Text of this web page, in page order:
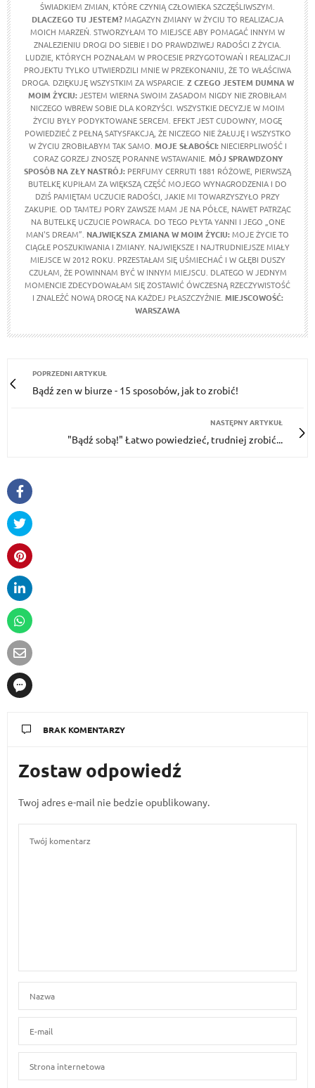
ŚWIADKIEM ZMIAN, KTÓRE CZYNIĄ CZŁOWIEKA SZCZĘŚLIWSZYM.
DLACZEGO TU JESTEM?MAGAZYN ZMIANY W ŻYCIU TO REALIZACJA
MOICH MARZEŃ. STWORZYŁAM TO MIEJSCE ABY POMAGAĆ INNYM W
ZNALEZIENIU DROGI DO SIEBIE I DO PRAWDZIWEJ RADOŚCI Z ŻYCIA.
LUDZIE, KTÓRYCH POZNAŁAM W PROCESIE PRZYGOTOWAŃ I REALIZACJI
PROJEKTU TYLKO UTWIERDZILI MNIE W PRZEKONANIU, ŻE TO WŁAŚCIWA
DROGA. DZIĘKUJĘ WSZYSTKIM ZA WSPARCIE. Z CZEGO JESTEM DUMNA W
MOIM ŻYCIU:JESTEM WIERNA SWOIM ZASADOM NIGDY NIE ZROBIŁAM
NICZEGO WBREW SOBIE DLA KORZYŚCI. WSZYSTKIE DECYZJE W MOIM
ŻYCIU BYŁY PODYKTOWANE SERCEM. EFEKT JEST CUDOWNY, MOGĘ
POWIEDZIEĆ Z PEŁNĄ SATYSFAKCJĄ, ŻE NICZEGO NIE ŻAŁUJĘ I WSZYSTKO
W ŻYCIU ZROBIŁABYM TAK SAMO. MOJE SŁABOŚCI:NIECIERPLIWOŚĆ I
CORAZ GORZEJ ZNOSZĘ PORANNE WSTAWANIE. MÓJ SPRAWDZONY
SPOSÓB NA ZŁY NASTRÓJ: PERFUMY CERRUTI 1881 RÓŻOWE, PIERWSZĄ
BUTELKĘ KUPIŁAM ZA WIĘKSZĄ CZĘŚĆ MOJEGO WYNAGRODZENIA I DO
DZIŚ PAMIĘTAM UCZUCIE RADOŚCI, JAKIE MI TOWARZYSZYŁO PRZY
ZAKUPIE. OD TAMTEJ PORY ZAWSZE MAM JE NA PÓŁCE, NAWET PATRZĄC
NA BUTELKĘ UCZUCIE POWRACA. DO TEGO PŁYTA YANNI I JEGO „ONE
MAN'S DREAM”. NAJWIĘKSZA ZMIANA W MOIM ŻYCIU:MOJE ŻYCIE TO
CIĄGŁE POSZUKIWANIA I ZMIANY. NAJWIĘKSZE I NAJTRUDNIEJSZE MIAŁY
MIEJSCE W 2012 ROKU. PRZESTAŁAM SIĘ UŚMIECHAĆ I W GŁĘBI DUSZY
CZUŁAM, ŻE POWINNAM BYĆ W INNYM MIEJSCU. DLATEGO W JEDNYM
MOMENCIE ZDECYDOWAŁAM SIĘ ZOSTAWIĆ ÓWCZESNĄ RZECZYWISTOŚĆ
I ZNALEŹĆ NOWĄ DROGĘ NA KAŻDEJ PŁASZCZYŹNIE. MIEJSCOWOŚĆ:
WARSZAWA
POPRZEDNI ARTYKUŁ
Bądź zen w biurze - 15 sposobów, jak to zrobić!
NASTĘPNY ARTYKUŁ
"Bądź sobą!" Łatwo powiedzieć, trudniej zrobić...
BRAK KOMENTARZY
Zostaw odpowiedź
Twoj adres e-mail nie bedzie opublikowany.